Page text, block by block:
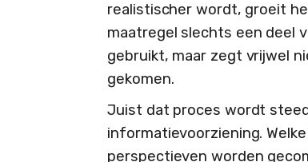
realistischer wordt, groeit
maatregel slechts een deel
gebruikt, maar zegt vrijwel
gekomen.
Juist dat proces wordt
informatievoorziening.
perspectieven worden